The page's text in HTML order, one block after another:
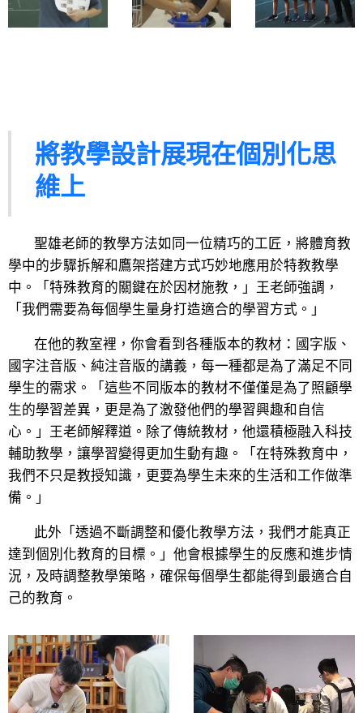
將教學設計展現在個別化思
維上
聖雄老師的教學方法如同一位精巧的工匠，將體育教
學中的步驟拆解和鷹架搭建方式巧妙地應用於特教教學
中。「特殊教育的關鍵在於因材施教，」王老師強調，
「我們需要為每個學生量身打造適合的學習方式。」
在他的教室裡，你會看到各種版本的教材：國字版、
國字注音版、純注音版的講義，每一種都是為了滿足不同
學生的需求。「這些不同版本的教材不僅僅是為了照顧學
生的學習差異，更是為了激發他們的學習興趣和自信
心。」王老師解釋道。除了傳統教材，他還積極融入科技
輔助教學，讓學習變得更加生動有趣。「在特殊教育中，
我們不只是教授知識，更要為學生未來的生活和工作做準
備。」
此外「透過不斷調整和優化教學方法，我們才能真正
達到個別化教育的目標。」他會根據學生的反應和進步情
況，及時調整教學策略，確保每個學生都能得到最適合自
己的教育。